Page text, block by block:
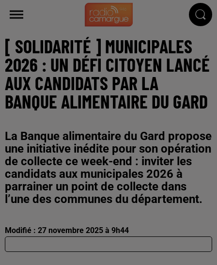
[ SOLIDARITÉ ] MUNICIPALES
2026 : UN DÉFI CITOYEN LANCÉ
AUX CANDIDATS PAR LA
BANQUE ALIMENTAIRE DU GARD
La Banque alimentaire du Gard propose
une initiative inédite pour son opération
de collecte ce week-end : inviter les
candidats aux municipales 2026 à
parrainer un point de collecte dans
l’une des communes du département.
Modifié : 27 novembre 2025 à 9h44